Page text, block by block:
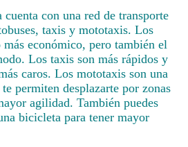
cuenta con una red de transporte
taxis y mototaxis. Los
más económico, pero también el
Los taxis son más rápidos y
caros. Los mototaxis son una
permiten desplazarte por zonas
agilidad. También puedes
bicicleta para tener mayor